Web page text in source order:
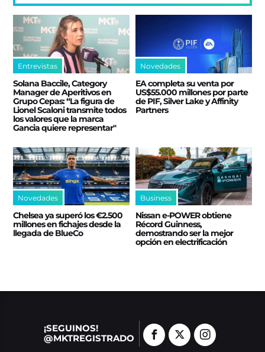
Entrevistas
Solana Baccile, Category
Manager de Aperitivos en
Grupo Cepas: “La figura de
Lionel Scaloni transmite todos
los valores que la marca
Gancia quiere representar"
Novedades
EA completa su venta por
US$55.000 millones por parte
de PIF, Silver Lake y Affinity
Partners
Novedades
Chelsea ya superó los €2.500
millones en fichajes desde la
llegada de BlueCo
Business
Nissan e‑POWER obtiene
Récord Guinness,
demostrando ser la mejor
opción en electrificación
¡SEGUINOS!
@MKTREGISTRADO